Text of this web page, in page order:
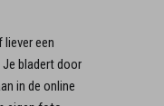
een
Je bladert door
in de online